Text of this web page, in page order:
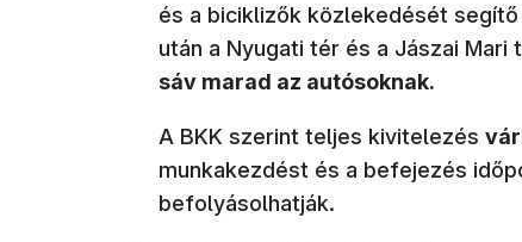
és a biciklizők közlekedését
után a Nyugati tér és a Jászai
sáv marad az autósoknak.
A BKK szerint teljes kivitelezés
munkakezdést és a befejezés
befolyásolhatják.